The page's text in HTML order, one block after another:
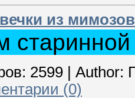
из
старинной
2599 | Author:
(0)